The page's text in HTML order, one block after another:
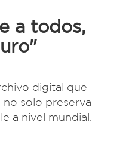
a todos,
digital que
solo preserva
a nivel mundial.